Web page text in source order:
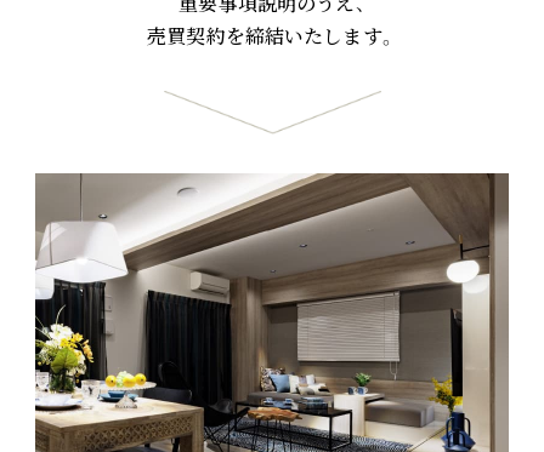
売買契約を締結いたします。